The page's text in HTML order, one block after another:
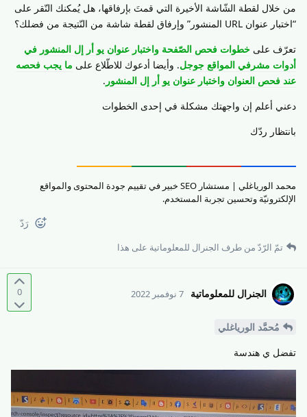
من خلال لقطة الشّاشة الأخيرة التي قمتَ بإرفاقها، هل يُمكنك النّقر على
“اختبار عنوان URL المنشور” وإرفاق لقطة شاشة من النّتيجة من فضلك؟
تعرّف على خطوات فحص الصّفحة واختبار عنوان يو أر إل المنشور في
أدوات مشرفي المواقع جوجل. وأيضا أدعوك للاطّلاع على ما يجب فحصه
عند فحص العنوان واختبار عنوان يو أر إل المنشور .
دعني أعلم إن واجهتك مشكلة في إحدى الخطوات
بانتظار ردّك
محمد الورياغلي | مستشار SEO خبير في تقييم جودة المحتوى والمواقع
الإلكترونيّة وتحسين تجربة المستخدم.
رَدّ
تمّ الرّدّ من طرف الجنرال للمعلوماتية على هذا
0 الجنرال للمعلوماتية 7 نوفمبر 2022
مُحمَّد الورياغلي
تفضل ي هندسة